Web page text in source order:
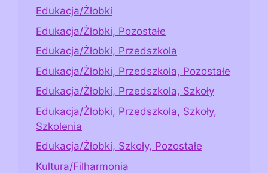
Edukacja/Żłobki
Edukacja/Żłobki, Pozostałe
Edukacja/Żłobki, Przedszkola
Edukacja/Żłobki, Przedszkola, Pozostałe
Edukacja/Żłobki, Przedszkola, Szkoły
Edukacja/Żłobki, Przedszkola, Szkoły,
Szkolenia
Edukacja/Żłobki, Szkoły, Pozostałe
Kultura/Filharmonia